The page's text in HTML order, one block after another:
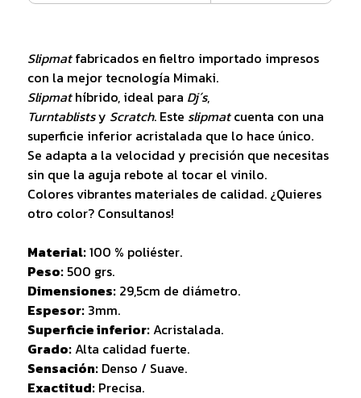
Slipmatfabricados en fieltro importado impresos
con la mejor tecnología Mimaki.
Slipmathíbrido, ideal para Dj´s,
Turntablistsy Scratch. Este slipmatcuenta con una
superficie inferior acristalada que lo hace único.
Se adapta a la velocidad y precisión que necesitas
sin que la aguja rebote al tocar el vinilo.
Colores vibrantes materiales de calidad. ¿Quieres
otro color? Consultanos!
Material:100 % poliéster.
Peso:500 grs.
Dimensiones:29,5cm de diámetro.
Espesor:3mm.
Superficie inferior:Acristalada.
Grado:Alta calidad fuerte.
Sensación:Denso / Suave.
Exactitud:Precisa.